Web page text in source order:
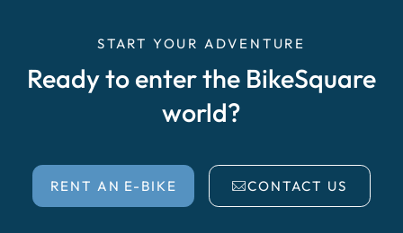
START YOUR ADVENTURE
Ready to enter the BikeSquare
world?
RENT AN E-BIKE CONTACT US